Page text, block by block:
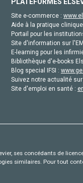
PLATEFORMES
Site e-commerce :
Aide à la pratique
Portail pour les
Site d'information sur
E-learning pour les
Bibliothèque d'e-books
Blog special IFSI :
Suivez notre actualité
Site d'emploi en santé :
ses concédants de
similaires. Pour tout